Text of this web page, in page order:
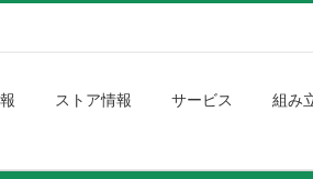
ストア情報 サービス 組み